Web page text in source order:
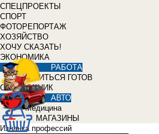
СПЕЦПРОЕКТЫ
СПОРТ
ФОТОРЕПОРТАЖ
ХОЗЯЙСТВО
ХОЧУ СКАЗАТЬ!
ЭКОНОМИКА
РАБОТА
УЧИТЬСЯ ГОТОВ
СПРАВОЧНИК
АВТО
Медицина
МАГАЗИНЫ
Изнанка профессий